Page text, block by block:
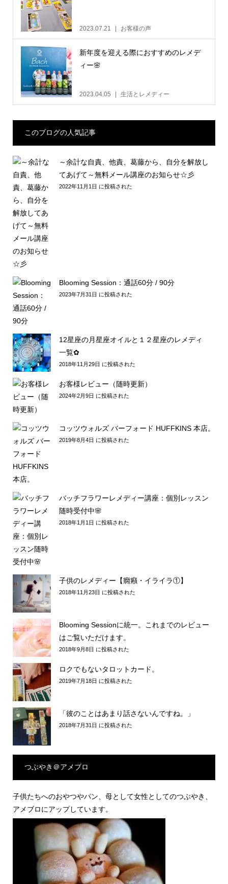
2023.07.21 お客様の声
新年度を迎える際におすすめのレメデ
ィー🌸
2023.04.05 生活とレメディー
このブログの人気記事
～余計な自責、他責、葛藤から、自分を解放し
てあげて～無料メール講座のお知らせ☆彡
2022年11月1日 に投稿された
Blooming Session：通話60分 / 90分
2023年7月31日 に投稿された
12星座の月星座オイルと１２星座のレメディ
一覧✿
2018年11月29日 に投稿された
お客様レビュー（随時更新）
2024年2月9日 に投稿された
コッツウォルズ バーフォード HUFFKINS 本店。
2019年8月4日 に投稿された
バッチフラワーレメディー講座：個別レッスン
随時受付中🌸
2018年1月1日 に投稿された
子供のレメディー【癇癪・イライラ①】
2018年11月23日 に投稿された
Blooming Sessionに統一。これまでのレビュー
はご覧いただけます。
2018年9月8日 に投稿された
ロクでもないタロットカード。
2019年7月18日 に投稿された
「彼のことはあまり話さないんですね。」
2018年7月31日 に投稿された
つぶやき＠アメブロ
子供たちへのおやつやパン、母として女性としてのつぶやき、
アメブロにアップしています。